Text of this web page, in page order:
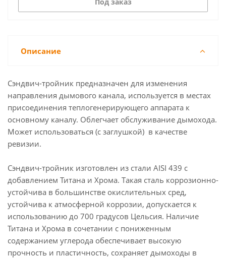
Описание
Сэндвич-тройник предназначен для изменения
направления дымового канала, используется в местах
присоединения теплогенерирующего аппарата к
основному каналу. Облегчает обслуживание дымохода.
Может использоваться (с заглушкой) в качестве
ревизии.
Сэндвич-тройник изготовлен из стали AISI 439 с
добавлением Титана и Хрома. Такая сталь коррозионно-
устойчива в большинстве окислительных сред,
устойчива к атмосферной коррозии, допускается к
использованию до 700 градусов Цельсия. Наличие
Титана и Хрома в сочетании с пониженным
содержанием углерода обеспечивает высокую
прочность и пластичность, сохраняет дымоходы в